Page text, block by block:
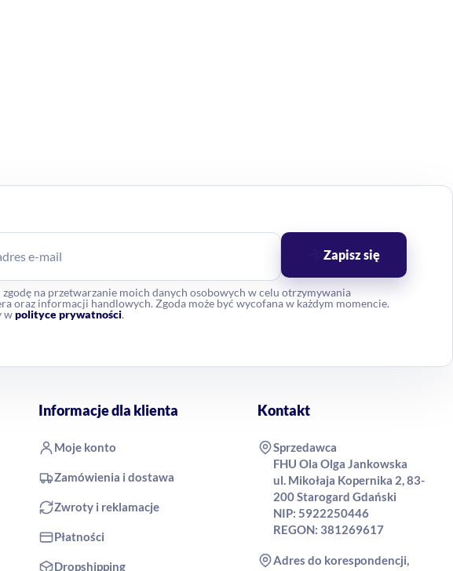
zgodę na przetwarzanie moich danych osobowych w celu otrzymywania
oraz informacji handlowych. Zgoda może być wycofana w każdym momencie.
wpolityce prywatności.
Zapisz się
Informacje dla klienta
Moje konto
Zamówienia i dostawa
Zwroty i reklamacje
Płatności
Dropshipping
Kontakt
Sprzedawca
FHU Ola Olga Jankowska
ul. Mikołaja Kopernika 2, 83-
200 Starogard Gdański
NIP: 5922250446
REGON: 381269617
Adres do korespondencji,